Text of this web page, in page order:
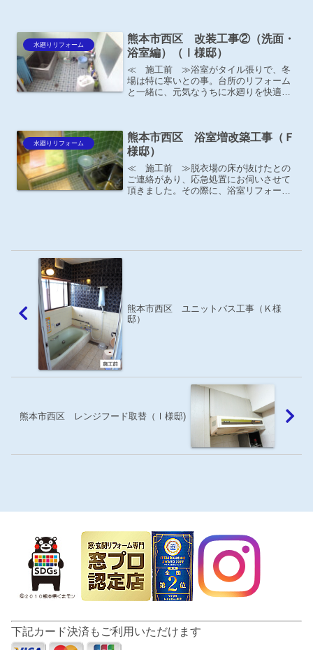
水廻りリフォーム
熊本市西区 改装工事②（洗面・
浴室編）（Ⅰ様邸）
≪ 施工前 ≫浴室がタイル張りで、冬
場は特に寒いとの事。台所のリフォーム
と一緒に、元気なうちに水廻りを快適に
水廻りリフォーム
熊本市西区 浴室増改築工事（Ｆ
様邸）
≪ 施工前 ≫脱衣場の床が抜けたとの
ご連絡があり、応急処置にお伺いさせて
頂きました。その際に、浴室リフォーム
熊本市西区 ユニットバス工事（Ｋ様
邸）
熊本市西区 レンジフード取替（Ⅰ様邸)
下記カード決済もご利用いただけます